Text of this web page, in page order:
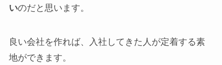
いのだと思います。
良い会社を作れば、入社してきた人が定着する素
地ができます。